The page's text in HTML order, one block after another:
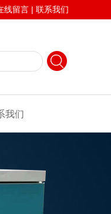
线留言 | 联系我们
我们